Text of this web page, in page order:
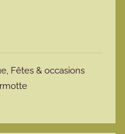
, Fêtes & occasions